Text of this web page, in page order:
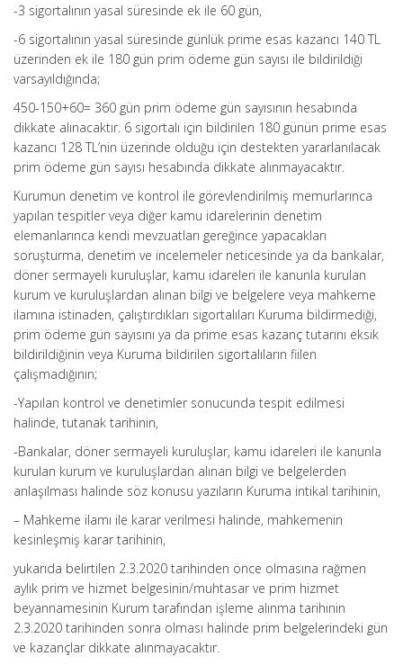
-3 sigortalının yasal süresinde ek ile 60 gün,
-6 sigortalının yasal süresinde günlük prime esas kazancı 140 TL
üzerinden ek ile 180 gün prim ödeme gün sayısı ile bildirildiği
varsayıldığında;
450-150+60= 360 gün prim ödeme gün sayısının hesabında
dikkate alınacaktır. 6 sigortalı için bildirilen 180 günün prime esas
kazancı 128 TL’nin üzerinde olduğu için destekten yararlanılacak
prim ödeme gün sayısı hesabında dikkate alınmayacaktır.
Kurumun denetim ve kontrol ile görevlendirilmiş memurlarınca
yapılan tespitler veya diğer kamu idarelerinin denetim
elemanlarınca kendi mevzuatları gereğince yapacakları
soruşturma, denetim ve incelemeler neticesinde ya da bankalar,
döner sermayeli kuruluşlar, kamu idareleri ile kanunla kurulan
kurum ve kuruluşlardan alınan bilgi ve belgelere veya mahkeme
ilamına istinaden, çalıştırdıkları sigortalıları Kuruma bildirmediği,
prim ödeme gün sayısını ya da prime esas kazanç tutarını eksik
bildirildiğinin veya Kuruma bildirilen sigortalıların fiilen
çalışmadığının;
-Yapılan kontrol ve denetimler sonucunda tespit edilmesi
halinde, tutanak tarihinin,
-Bankalar, döner sermayeli kuruluşlar, kamu idareleri ile kanunla
kurulan kurum ve kuruluşlardan alınan bilgi ve belgelerden
anlaşılması halinde söz konusu yazıların Kuruma intikal tarihinin,
– Mahkeme ilamı ile karar verilmesi halinde, mahkemenin
kesinleşmiş karar tarihinin,
yukarıda belirtilen 2.3.2020 tarihinden önce olmasına rağmen
aylık prim ve hizmet belgesinin/muhtasar ve prim hizmet
beyannamesinin Kurum tarafından işleme alınma tarihinin
2.3.2020 tarihinden sonra olması halinde prim belgelerindeki gün
ve kazançlar dikkate alınmayacaktır.